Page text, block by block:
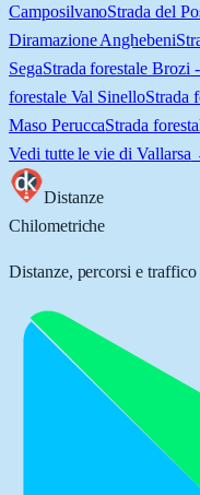
CamposilvanoStrada del
Diramazione Anghebeni
SegaStrada forestale Brozi
forestale Val SinelloStrada
Maso PeruccaStrada
Vedi tutte le vie di Vallarsa
Distanze
Chilometriche
Distanze, percorsi e